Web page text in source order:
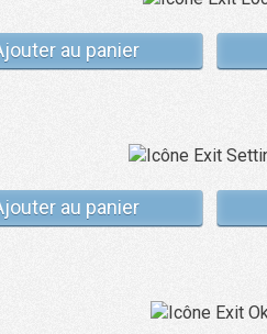
au panier
au panier